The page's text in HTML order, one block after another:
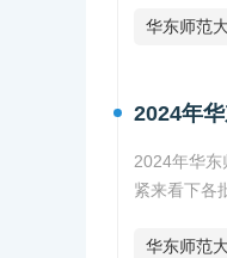
华东师范
2024年
2024年华东
紧来看下各
华东师范